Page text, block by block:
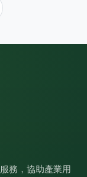
務，協助產業用